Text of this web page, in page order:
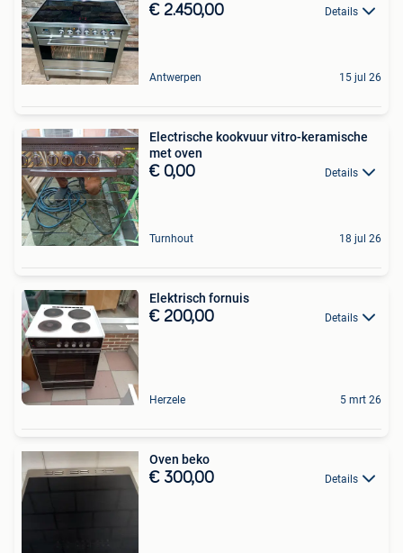
€ 2.450,00 Details
Antwerpen 15 jul 26
Electrische kookvuur vitro-keramische
met oven
€ 0,00 Details
Turnhout 18 jul 26
Elektrisch fornuis
€ 200,00 Details
Herzele 5 mrt 26
Oven beko
€ 300,00 Details